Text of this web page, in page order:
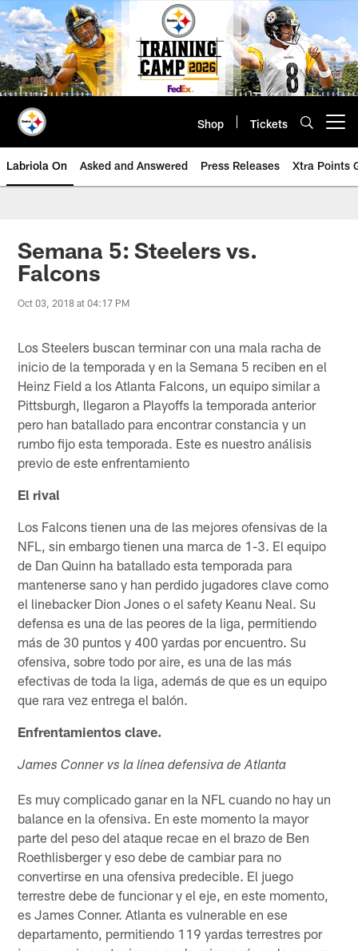
Skip
to
main
content
Shop Tickets
Labriola On Asked and Answered Press Releases Xtra Points
Semana 5: Steelers vs.
Falcons
Oct 03, 2018 at 04:17 PM
Los Steelers buscan terminar con una mala racha de
inicio de la temporada y en la Semana 5 reciben en el
Heinz Field a los Atlanta Falcons, un equipo similar a
Pittsburgh, llegaron a Playoffs la temporada anterior
pero han batallado para encontrar constancia y un
rumbo fijo esta temporada. Este es nuestro análisis
previo de este enfrentamiento
El rival
Los Falcons tienen una de las mejores ofensivas de la
NFL, sin embargo tienen una marca de 1-3. El equipo
de Dan Quinn ha batallado esta temporada para
mantenerse sano y han perdido jugadores clave como
el linebacker Dion Jones o el safety Keanu Neal. Su
defensa es una de las peores de la liga, permitiendo
más de 30 puntos y 400 yardas por encuentro. Su
ofensiva, sobre todo por aire, es una de las más
efectivas de toda la liga, además de que es un equipo
que rara vez entrega el balón.
Enfrentamientos clave.
James Conner vs la línea defensiva de Atlanta
Es muy complicado ganar en la NFL cuando no hay un
balance en la ofensiva. En este momento la mayor
parte del peso del ataque recae en el brazo de Ben
Roethlisberger y eso debe de cambiar para no
convertirse en una ofensiva predecible. El juego
terrestre debe de funcionar y el eje, en este momento,
es James Conner. Atlanta es vulnerable en ese
departamento, permitiendo 119 yardas terrestres por